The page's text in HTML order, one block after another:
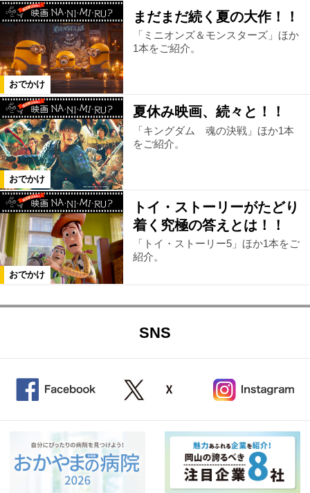
おでかけ
まだまだ続く夏の大作！！
「ミニオンズ＆モンスターズ」ほか
1本をご紹介。
おでかけ
夏休み映画、続々と！！
「キングダム 魂の決戦」ほか1本
をご紹介。
おでかけ
トイ・ストーリーがたどり
着く究極の答えとは！！
「トイ・ストーリー5」ほか1本をご
紹介。
SNS